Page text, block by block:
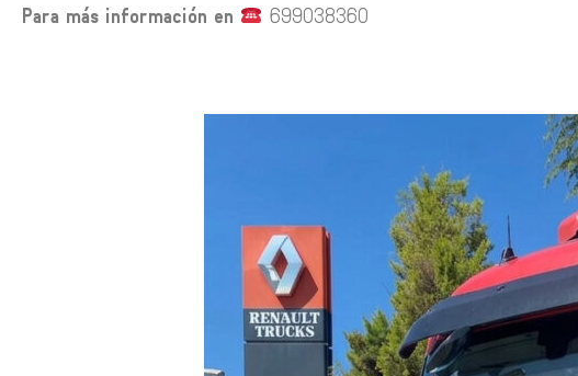
Para más información en 699038360